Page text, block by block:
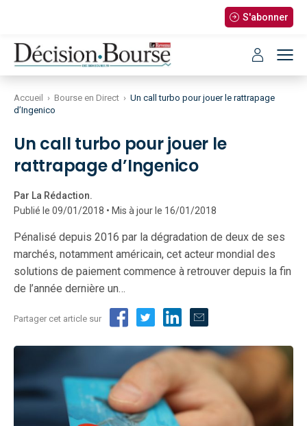
S'abonner
Accueil › Bourse en Direct › Un call turbo pour jouer le rattrapage
d’Ingenico
Un call turbo pour jouer le
rattrapage d’Ingenico
Par La Rédaction.
Publié le 09/01/2018 • Mis à jour le 16/01/2018
Pénalisé depuis 2016 par la dégradation de deux de ses
marchés, notamment américain, cet acteur mondial des
solutions de paiement commence à retrouver depuis la fin
de l’année dernière un…
Partager cet article sur